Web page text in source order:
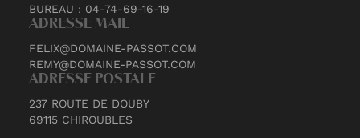
BUREAU : 04-74-69-16-19
ADRESSE MAIL
FELIX@DOMAINE-PASSOT.COM
REMY@DOMAINE-PASSOT.COM
ADRESSE POSTALE
237 ROUTE DE DOUBY
69115 CHIROUBLES